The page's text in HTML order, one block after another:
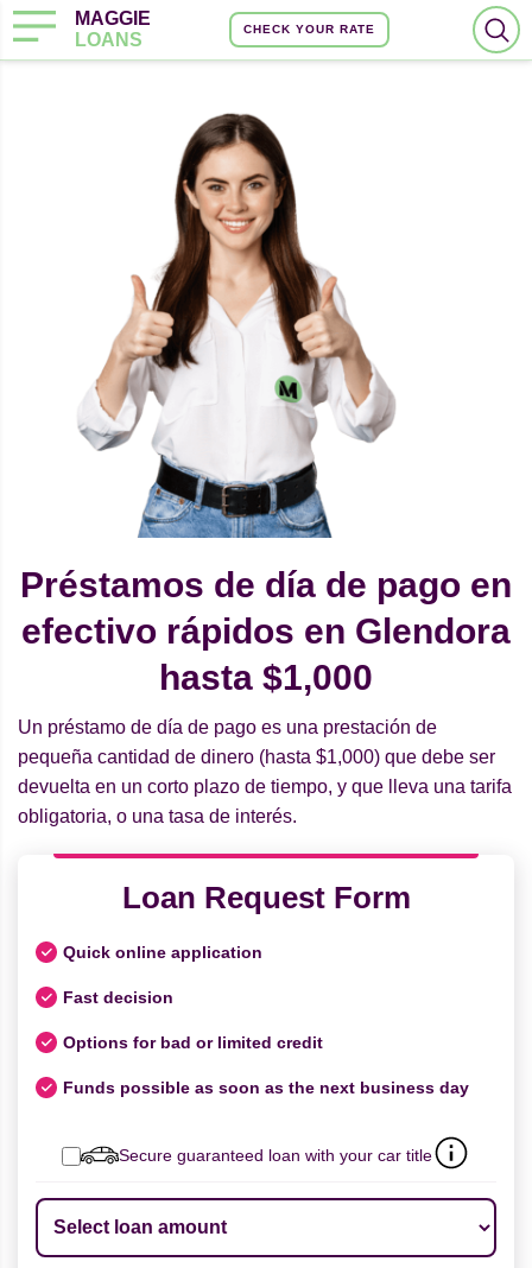
MAGGIE
LOANS
CHECK YOUR RATE
Préstamos de día de pago en
efectivo rápidos en Glendora
hasta $1,000
Un préstamo de día de pago es una prestación de
pequeña cantidad de dinero (hasta $1,000) que debe ser
devuelta en un corto plazo de tiempo, y que lleva una tarifa
obligatoria, o una tasa de interés.
Loan Request Form
Quick online application
Fast decision
Options for bad or limited credit
Funds possible as soon as the next business day
Secure guaranteed loan with your car title